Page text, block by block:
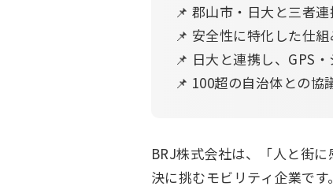
📌 郡山市・日大と三者
📌 安全性に特化した仕
📌 日大と連携し、GPS
📌 100超の自治体との協
BRJ株式会社は、「人と街
決に挑むモビリティ企業で